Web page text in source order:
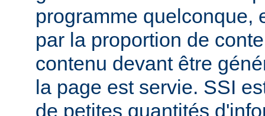
programme quelconque,
par la proportion de
contenu devant être
la page est servie. SSI
de petites quantités